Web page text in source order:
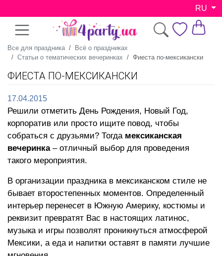
RU
Все для праздника
Всё о праздниках
Статьи о тематических вечеринках
Фиеста по-мексикански
ФИЕСТА ПО-МЕКСИКАНСКИ
17.04.2015
Решили отметить День Рождения, Новый Год,
корпоратив или просто ищите повод, чтобы
собраться с друзьями? Тогда мексиканская
вечеринка– отличный выбор для проведения
такого мероприятия.
В организации праздника в мексиканском стиле не
бывает второстепенных моментов. Определенный
интерьер перенесет в Южную Америку, костюмы и
реквизит превратят Вас в настоящих латинос,
музыка и игры позволят проникнуться атмосферой
Мексики, а еда и напитки оставят в памяти лучшие